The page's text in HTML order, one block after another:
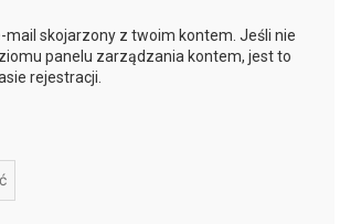
mail skojarzony z twoim kontem. Jeśli nie
panelu zarządzania kontem, jest to
rejestracji.